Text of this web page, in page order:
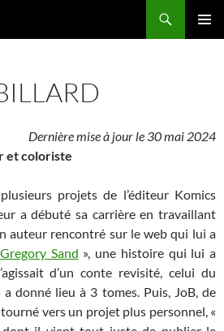
Dernière mise à jour le 30 mai 2024
et coloriste
projets de l’éditeur Komics
a débuté sa carrière en travaillant
auteur rencontré sur le web qui lui a
Gregory Sand », une histoire qui lui a
d’un conte revisité, celui du
donné lieu à 3 tomes. Puis, JoB, de
vers un projet plus personnel, «